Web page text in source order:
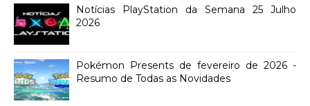
Notícias PlayStation da Semana 25 Julho
2026
Pokémon Presents de fevereiro de 2026 -
Resumo de Todas as Novidades